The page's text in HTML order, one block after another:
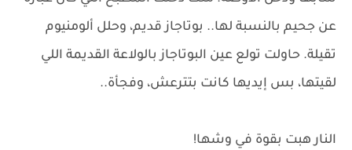
عن جحيم بالنسبة لها.. بوتاجاز قديم، وحلل ألومنيوم
تقيلة. حاولت تولع عين البوتاجاز بالولاعة القديمة اللي
لقيتها، بس إيديها كانت بتترعش، وفجأة..
النار هبت بقوة في وشها!